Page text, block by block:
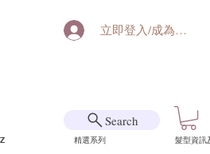
立即登入/成為會員
Search
精選系列 髮型資訊